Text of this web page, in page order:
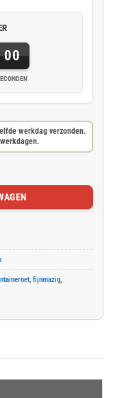
00
werkdag verzonden.
- 200gr/m² aantal
, fijnmazig,